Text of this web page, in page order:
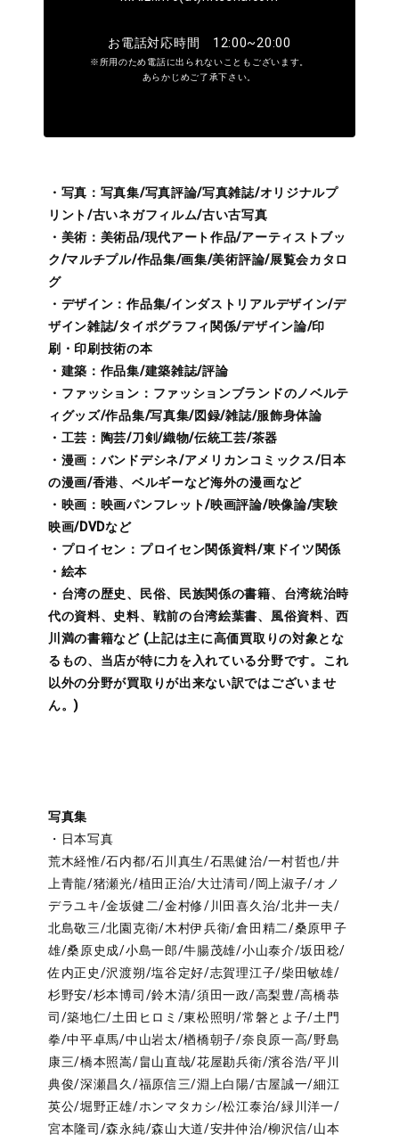
お電話対応時間 12:00~20:00
※所用のため電話に出られないこともございます。
あらかじめご了承下さい。
・写真：写真集/写真評論/写真雑誌/オリジナルプ
リント/古いネガフィルム/古い古写真
・美術：美術品/現代アート作品/アーティストブッ
ク/マルチプル/作品集/画集/美術評論/展覧会カタロ
グ
・デザイン：作品集/インダストリアルデザイン/デ
ザイン雑誌/タイポグラフィ関係/デザイン論/印
刷・印刷技術の本
・建築：作品集/建築雑誌/評論
・ファッション：ファッションブランドのノベルテ
ィグッズ/作品集/写真集/図録/雑誌/服飾身体論
・工芸：陶芸/刀剣/織物/伝統工芸/茶器
・漫画：バンドデシネ/アメリカンコミックス/日本
の漫画/香港、ベルギーなど海外の漫画など
・映画：映画パンフレット/映画評論/映像論/実験
映画/DVDなど
・プロイセン：プロイセン関係資料/東ドイツ関係
・絵本
・台湾の歴史、民俗、民族関係の書籍、台湾統治時
代の資料、史料、戦前の台湾絵葉書、風俗資料、西
川満の書籍など (上記は主に高価買取りの対象とな
るもの、当店が特に力を入れている分野です。これ
以外の分野が買取りが出来ない訳ではございませ
ん。)
写真集
・日本写真
荒木経惟/石内都/石川真生/石黒健治/一村哲也/井
上青龍/猪瀬光/植田正治/大辻清司/岡上淑子/オノ
デラユキ/金坂健二/金村修/川田喜久治/北井一夫/
北島敬三/北園克衛/木村伊兵衛/倉田精二/桑原甲子
雄/桑原史成/小島一郎/牛腸茂雄/小山泰介/坂田稔/
佐内正史/沢渡朔/塩谷定好/志賀理江子/柴田敏雄/
杉野安/杉本博司/鈴木清/須田一政/高梨豊/高橋恭
司/築地仁/土田ヒロミ/東松照明/常磐とよ子/土門
拳/中平卓馬/中山岩太/楢橋朝子/奈良原一高/野島
康三/橋本照嵩/畠山直哉/花屋勘兵衛/濱谷浩/平川
典俊/深瀬昌久/福原信三/淵上白陽/古屋誠一/細江
英公/堀野正雄/ホンマタカシ/松江泰治/緑川洋一/
宮本隆司/森永純/森山大道/安井仲治/柳沢信/山本